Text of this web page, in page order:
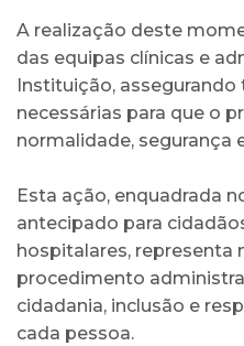
A realização deste
das equipas clínicas e
Instituição,
necessárias para que o
normalidade, segurança
Esta ação, enquadrada
antecipado para
hospitalares, representa
procedimento
cidadania, inclusão e
cada pessoa.